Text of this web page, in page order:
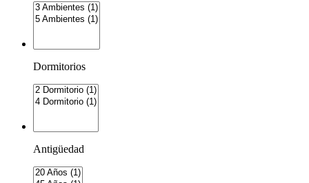
Dormitorios
Antigüedad